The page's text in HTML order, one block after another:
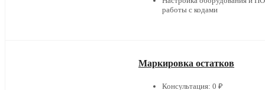
работы с кодами
Маркировка остатков
Консультация: 0 ₽